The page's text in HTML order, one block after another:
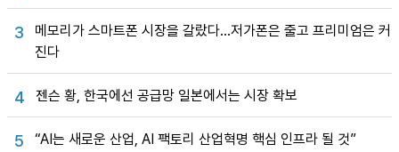
3
메모리가 스마트폰 시장을 갈랐다…저가폰은 줄고 프리미엄은 커
진다
4 젠슨 황, 한국에선 공급망 일본에서는 시장 확보
5 “AI는 새로운 산업, AI 팩토리 산업혁명 핵심 인프라 될 것”